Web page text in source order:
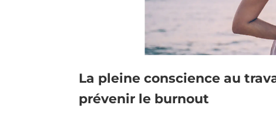
La pleine conscience au
prévenir le burnout